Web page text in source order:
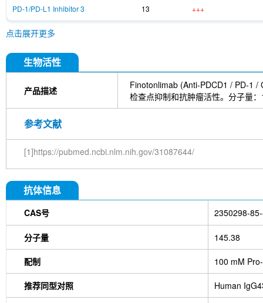
PD-1/PD-L1 Inhibitor 3 13 +++
点击展开更多
生物活性
产品描述
Finotonlimab (Anti-PDCD1 / PD-1 /
检查点抑制和抗肿瘤活性。分子量
参考文献
[1]https://pubmed.ncbi.nlm.nih.gov/31087644/
抗体信息
CAS号 2350298-
分子量 145.38
配制 100 mM
推荐同型对照 Human